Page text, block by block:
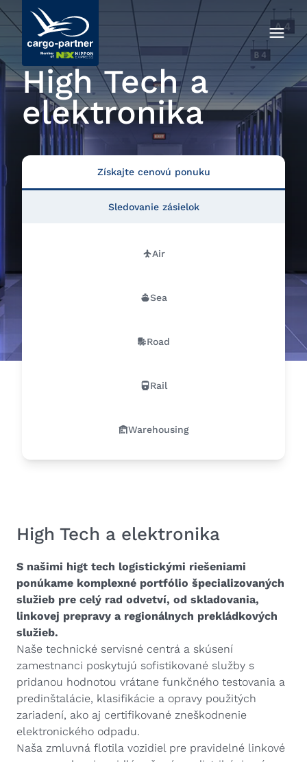
High Tech a
elektronika
Získajte cenovú ponuku
Air
Sea
Road
Rail
Warehousing
Sledovanie zásielok
High Tech a elektronika
S našimi higt tech logistickými riešeniami
ponúkame komplexné portfólio špecializovaných
služieb pre celý rad odvetví, od skladovania,
linkovej prepravy a regionálnych prekládkových
služieb.
Naše technické servisné centrá a skúsení
zamestnanci poskytujú sofistikované služby s
pridanou hodnotou vrátane funkčného testovania a
predinštalácie, klasifikácie a opravy použitých
zariadení, ako aj certifikované zneškodnenie
elektronického odpadu.
Naša zmluvná flotila vozidiel pre pravidelné linkové